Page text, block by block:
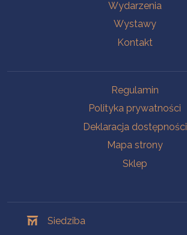
Wydarzenia
Wystawy
Kontakt
Regulamin
Polityka prywatności
Deklaracja dostępności
Mapa strony
Sklep
Siedziba